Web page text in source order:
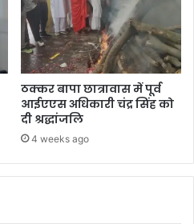
ठक्कर बापा छात्रावास में पूर्व
आईएएस अधिकारी चंद्र सिंह को
दी श्रद्धांजलि
4 weeks ago